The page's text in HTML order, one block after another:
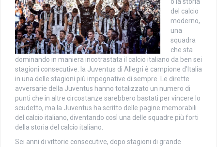
o la storia
del calcio
moderno,
una
squadra
che sta
dominando in maniera incotrastata il calcio italiano da ben sei
stagioni consecutive: la Juventus di Allegri è campione d’Italia
in una delle stagioni più impegnative di sempre. Le dirette
avversarie della Juventus hanno totalizzato un numero di
punti che in altre circostanze sarebbero bastati per vincere lo
scudetto, ma la Juventus ha scritto delle pagine memorabili
del calcio italiano, diventando così una delle squadre più forti
della storia del calcio italiano.
Sei anni di vittorie consecutive, dopo stagioni di grande